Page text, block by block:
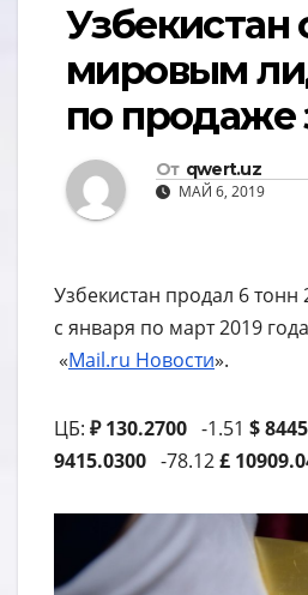
Узбекистан
мировым
по продаже
От qwert.uz
МАЙ 6, 2019
Узбекистан продал 6 тонн
с января по март 2019
«Mail.ru Новости».
ЦБ: ₽ 130.2700 -1.51 $
9415.0300 -78.12£